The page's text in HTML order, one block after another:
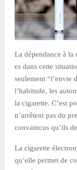
La dépendance à
es dans cette
seulement “l’envie
l’habitude, les
la cigarette. C’est
n’arrêtent pas du
convaincus qu’ils
La cigarette
qu’elle permet de